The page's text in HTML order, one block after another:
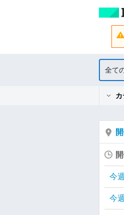
全て
今週
今